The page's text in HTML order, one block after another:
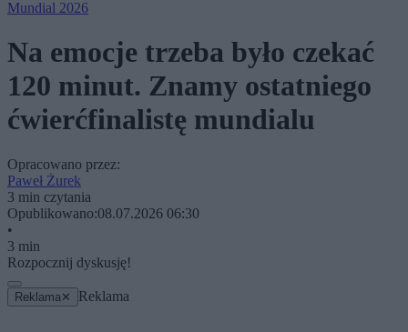
Mundial 2026
Na emocje trzeba było czekać
120 minut. Znamy ostatniego
ćwierćfinalistę mundialu
Opracowano przez:
Paweł Żurek
3 min czytania
Opublikowano:08.07.2026 06:30
•
3 min
Rozpocznij dyskusję!
Reklama ✕ Reklama